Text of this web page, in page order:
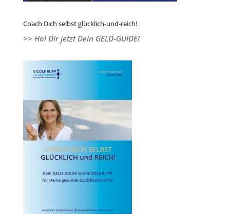
Coach Dich selbst glücklich-und-reich!
>> Hol Dir jetzt Dein GELD-GUIDE!